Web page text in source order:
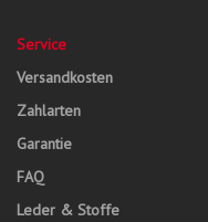
Service
Versandkosten
Zahlarten
Garantie
FAQ
Leder & Stoffe